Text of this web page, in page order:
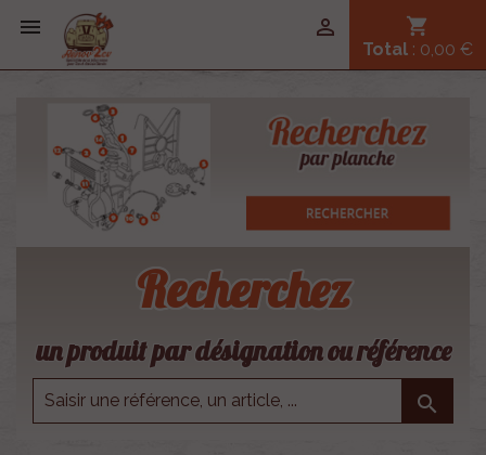
 shopping_cart
Total : 0,00 €

Recherchez
un produit par désignation ou référence
